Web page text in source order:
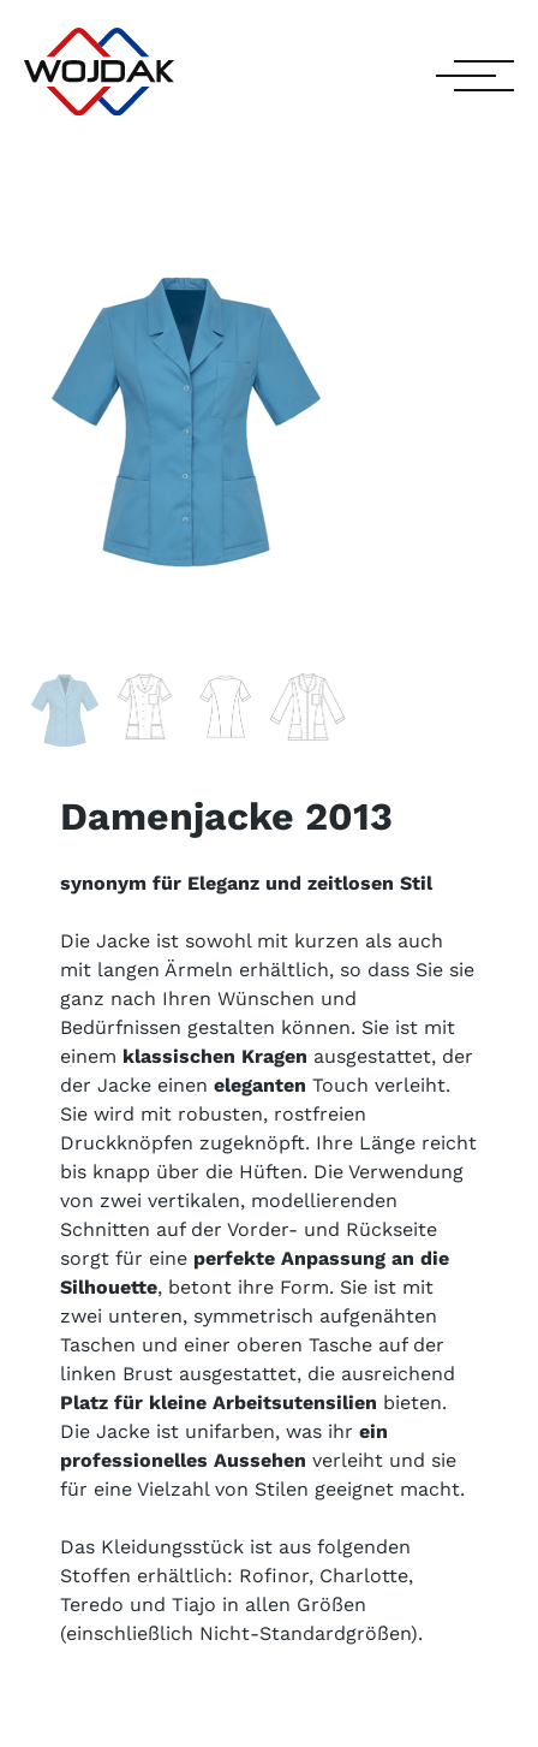
Damenjacke 2013
synonym für Eleganz und zeitlosen Stil
Die Jacke ist sowohl mit kurzen als auch
mit langen Ärmeln erhältlich, so dass Sie sie
ganz nach Ihren Wünschen und
Bedürfnissen gestalten können. Sie ist mit
einem klassischen Kragen ausgestattet, der
der Jacke einen eleganten Touch verleiht.
Sie wird mit robusten, rostfreien
Druckknöpfen zugeknöpft. Ihre Länge reicht
bis knapp über die Hüften. Die Verwendung
von zwei vertikalen, modellierenden
Schnitten auf der Vorder- und Rückseite
sorgt für eine perfekte Anpassung an die
Silhouette, betont ihre Form. Sie ist mit
zwei unteren, symmetrisch aufgenähten
Taschen und einer oberen Tasche auf der
linken Brust ausgestattet, die ausreichend
Platz für kleine Arbeitsutensilien bieten.
Die Jacke ist unifarben, was ihr ein
professionelles Aussehen verleiht und sie
für eine Vielzahl von Stilen geeignet macht.
Das Kleidungsstück ist aus folgenden
Stoffen erhältlich: Rofinor, Charlotte,
Teredo und Tiajo in allen Größen
(einschließlich Nicht-Standardgrößen).